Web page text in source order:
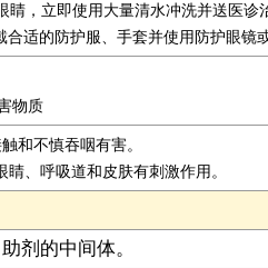
睛，立即使用大量清水冲洗并送医诊
合适的防护服、手套并使用防护眼镜
物质
和不慎吞咽有害。
睛、呼吸道和皮肤有刺激作用。
剂的中间体。